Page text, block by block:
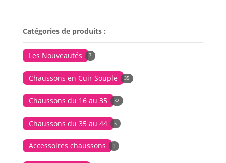
Catégories de produits :
Les Nouveautés 7
Chaussons en Cuir Souple 35
Chaussons du 16 au 35 32
Chaussons du 35 au 44 5
Accessoires chaussons 1